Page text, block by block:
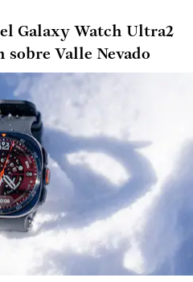
Galaxy Watch Ultra2
Valle Nevado